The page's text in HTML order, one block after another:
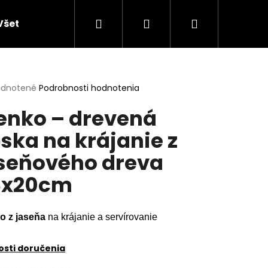
produkty Doplnky do domácností
Hľadať PrihlásenieNákupný
Podrobnosti hodnotenia
– drevená
na krájanie z
dreva
z jaseňa na krájanie a servírovanie
doručenia